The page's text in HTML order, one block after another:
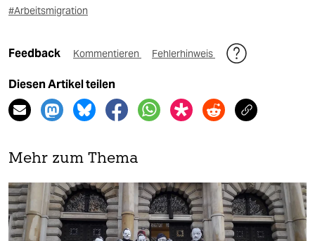
#Arbeitsmigration
Feedback Kommentieren Fehlerhinweis
Diesen Artikel teilen
Mehr zum Thema